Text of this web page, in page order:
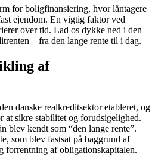
for boligfinansiering, hvor låntagere
ejendom. En vigtig faktor ved
over tid. Lad os dykke ned i den
– fra den lange rente til i dag.
af
danske realkreditsektor etableret, og
at sikre stabilitet og forudsigelighed.
blev kendt som “den lange rente”.
som blev fastsat på baggrund af
forrentning af obligationskapitalen.